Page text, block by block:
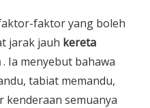
faktor yang boleh
jarak jauh kereta
. Ia menyebut bahawa
tabiat memandu,
kenderaan semuanya